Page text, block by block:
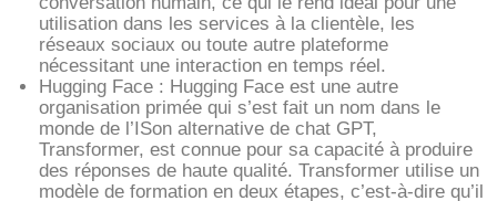
utilisation dans les services à la clientèle, les
réseaux sociaux ou toute autre plateforme
nécessitant une interaction en temps réel.
Hugging Face : Hugging Face est une autre
organisation primée qui s’est fait un nom dans le
monde de l’ISon alternative de chat GPT,
Transformer, est connue pour sa capacité à produire
des réponses de haute qualité. Transformer utilise un
modèle de formation en deux étapes, c’est-à-dire qu’il